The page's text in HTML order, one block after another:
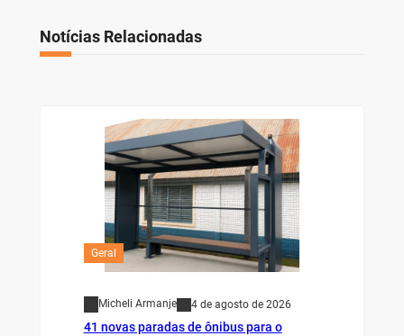
Notícias Relacionadas
Geral
Micheli Armanje 4 de agosto de 2026
41 novas paradas de ônibus para o